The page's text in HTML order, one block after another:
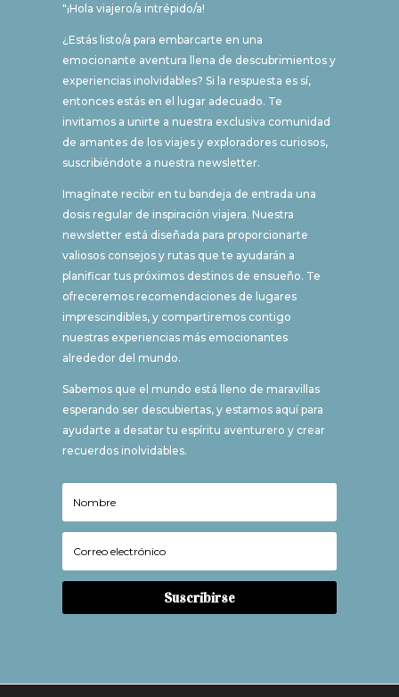
"¡Hola viajero/a intrépido/a!
¿Estás listo/a para embarcarte en una
emocionante aventura llena de descubrimientos y
experiencias inolvidables? Si la respuesta es sí,
entonces estás en el lugar adecuado. Te
invitamos a unirte a nuestra exclusiva comunidad
de amantes de los viajes y exploradores curiosos,
suscribiéndote a nuestra newsletter.
Imagínate recibir en tu bandeja de entrada una
dosis regular de inspiración viajera. Nuestra
newsletter está diseñada para proporcionarte
valiosos consejos y rutas que te ayudarán a
planificar tus próximos destinos de ensueño. Te
ofreceremos recomendaciones de lugares
imprescindibles, y compartiremos contigo
nuestras experiencias más emocionantes
alrededor del mundo.
Sabemos que el mundo está lleno de maravillas
esperando ser descubiertas, y estamos aquí para
ayudarte a desatar tu espíritu aventurero y crear
recuerdos inolvidables.
Suscribirse